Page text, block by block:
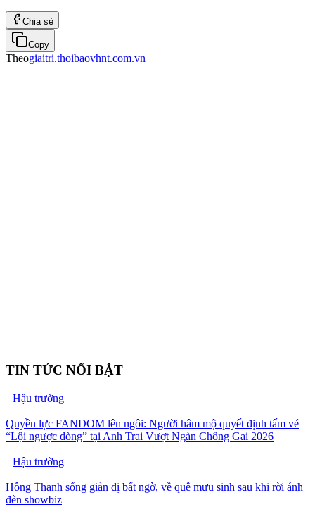
Chia sẻ
Copy
Theogiaitri.thoibaovhnt.com.vn
TIN TỨC NỔI BẬT
Hậu trường
Quyền lực FANDOM lên ngôi: Người hâm mộ quyết định tấm vé
“Lội ngược dòng” tại Anh Trai Vượt Ngàn Chông Gai 2026
Hậu trường
Hồng Thanh sống giản dị bất ngờ, về quê mưu sinh sau khi rời ánh
đèn showbiz